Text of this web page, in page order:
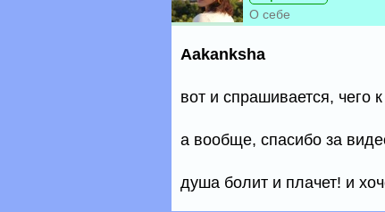
О себе
Aakanksha
вот и спрашивается, чего
а вообще, спасибо за
душа болит и плачет! и